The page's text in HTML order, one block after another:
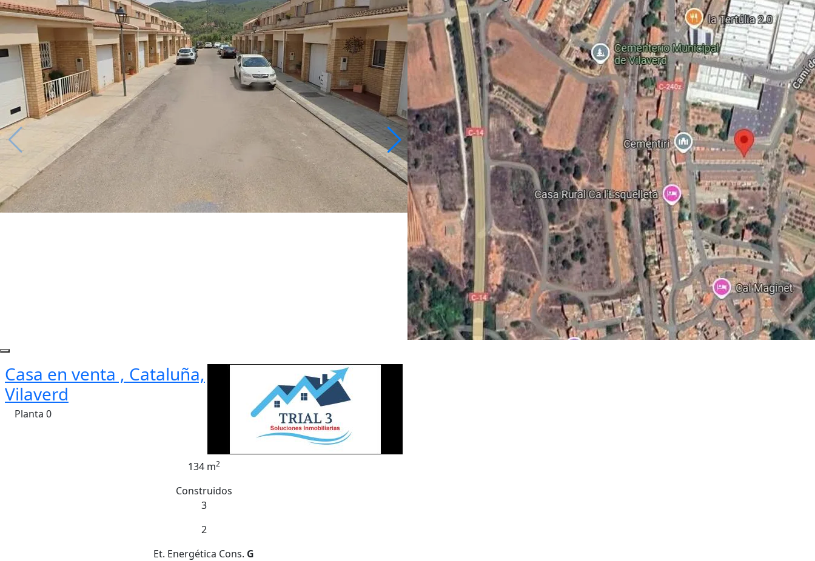
Casa en venta , Cataluña,
Vilaverd
Planta 0
134 m2
Construidos
3
2
Et. Energética Cons. G